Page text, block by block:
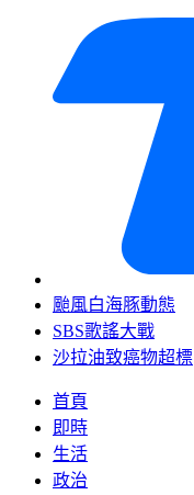
颱風白海豚動態
SBS歌謠大戰
沙拉油致癌物超標
首頁
即時
生活
政治